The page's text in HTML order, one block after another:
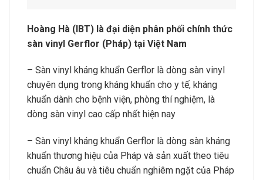
Hoàng Hà (IBT) là đại diện phân phối chính thức
sàn vinyl Gerflor (Pháp) tại Việt Nam
– Sàn vinyl kháng khuẩn Gerflor là dòng sàn vinyl
chuyên dụng trong kháng khuẩn cho y tế, kháng
khuẩn dành cho bệnh viện, phòng thí nghiệm, là
dòng sàn vinyl cao cấp nhất hiện nay
– Sàn vinyl kháng khuẩn Gerflor là dòng sàn kháng
khuẩn thương hiệu của Pháp và sản xuất theo tiêu
chuẩn Châu âu và tiêu chuẩn nghiêm ngặt của Pháp